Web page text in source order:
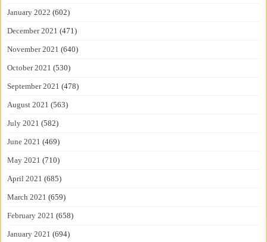
January 2022 (602)
December 2021 (471)
November 2021 (640)
October 2021 (530)
September 2021 (478)
August 2021 (563)
July 2021 (582)
June 2021 (469)
May 2021 (710)
April 2021 (685)
March 2021 (659)
February 2021 (658)
January 2021 (694)